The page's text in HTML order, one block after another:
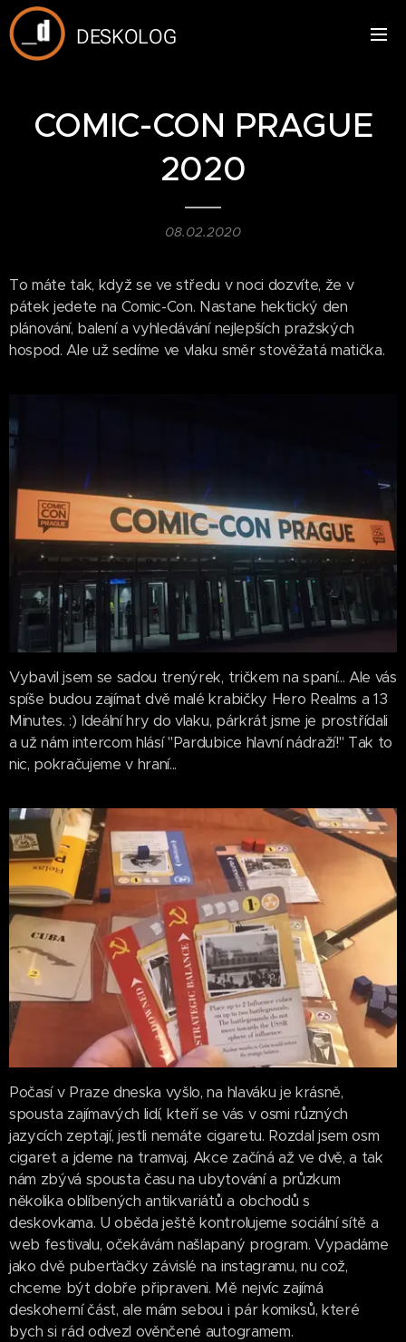
DESKOLOG
COMIC-CON PRAGUE
2020
08.02.2020
To máte tak, když se ve středu v noci dozvíte, že v
pátek jedete na Comic-Con. Nastane hektický den
plánování, balení a vyhledávání nejlepších pražských
hospod. Ale už sedíme ve vlaku směr stověžatá matička.
Vybavil jsem se sadou trenýrek, tričkem na spaní... Ale vás
spíše budou zajímat dvě malé krabičky Hero Realms a 13
Minutes. :) Ideální hry do vlaku, párkrát jsme je prostřídali
a už nám intercom hlásí "Pardubice hlavní nádraží!" Tak to
nic, pokračujeme v hraní...
Počasí v Praze dneska vyšlo, na hlaváku je krásně,
spousta zajímavých lidí, kteří se vás v osmi různých
jazycích zeptají, jestli nemáte cigaretu. Rozdal jsem osm
cigaret a jdeme na tramvaj. Akce začíná až ve dvě, a tak
nám zbývá spousta času na ubytování a průzkum
několika oblíbených antikvariátů a obchodů s
deskovkama. U oběda ještě kontrolujeme sociální sítě a
web festivalu, očekávám našlapaný program. Vypadáme
jako dvě puberťačky závislé na instagramu, nu což,
chceme být dobře připraveni. Mě nejvíc zajímá
deskoherní část, ale mám sebou i pár komiksů, které
bych si rád odvezl ověnčené autogramem.